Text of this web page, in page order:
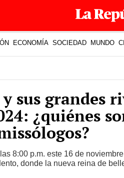
ECONOMÍA SOCIEDAD MUNDO
sus grandes
¿quiénes
8:00 p.m. este 16 de
donde la nueva reina de